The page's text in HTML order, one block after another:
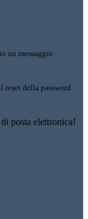
un messaggio
reset della password
posta elettronica!